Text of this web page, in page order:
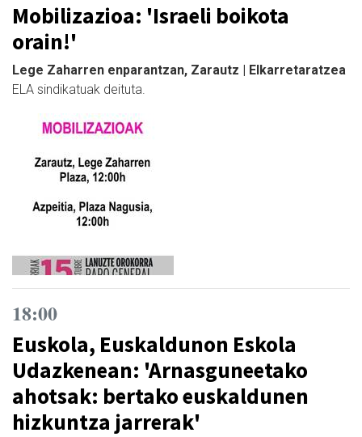
Mobilizazioa: 'Israeli boikota
orain!'
Lege Zaharren enparantzan, Zarautz | Elkarretaratzea
ELA sindikatuak deituta.
18:00
Euskola, Euskaldunon Eskola
Udazkenean: 'Arnasguneetako
ahotsak: bertako euskaldunen
hizkuntza jarrerak'